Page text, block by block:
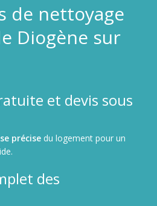
de nettoyage
Diogène sur
et devis sous
précise du logement pour un
des